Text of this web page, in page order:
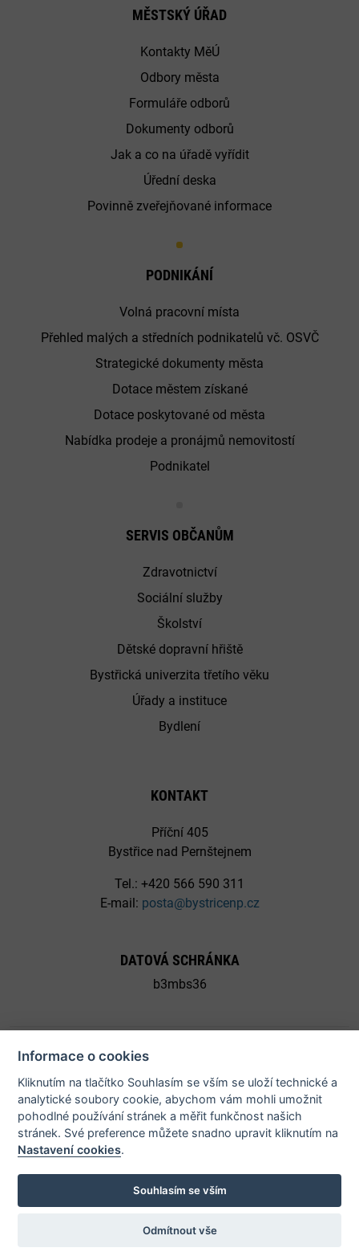
Informace o cookies
Kliknutím na tlačítko Souhlasím se vším se uloží technické a
analytické soubory cookie, abychom vám mohli umožnit
pohodlné používání stránek a měřit funkčnost našich
stránek. Své preference můžete snadno upravit kliknutím na
Nastavení cookies.
Souhlasím se vším
Odmítnout vše
MĚSTSKÝ ÚŘAD
Kontakty MěÚ
Odbory města
Formuláře odborů
Dokumenty odborů
Jak a co na úřadě vyřídit
Úřední deska
Povinně zveřejňované informace
PODNIKÁNÍ
Volná pracovní místa
Přehled malých a středních podnikatelů vč. OSVČ
Strategické dokumenty města
Dotace městem získané
Dotace poskytované od města
Nabídka prodeje a pronájmů nemovitostí
Podnikatel
SERVIS OBČANŮM
Zdravotnictví
Sociální služby
Školství
Dětské dopravní hřiště
Bystřická univerzita třetího věku
Úřady a instituce
Bydlení
KONTAKT
Příční 405
Bystřice nad Pernštejnem
Tel.: +420 566 590 311
E-mail: posta@bystricenp.cz
DATOVÁ SCHRÁNKA
b3mbs36
© 2026 Město Bystřice nad Pernštejnem - všechna práva
vyhrazena |Prohlášení o přístupnosti